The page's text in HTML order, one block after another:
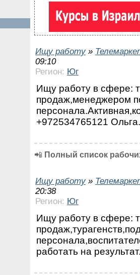
Ищу работу »
09:10
Регион: Юг
Ищу работу в сфере:
продаж,менеджером
+972534765121 Ольга.
📲 Полный список
Ищу работу »
20:38
Регион: Юг
Ищу работу в сфере:
работать на